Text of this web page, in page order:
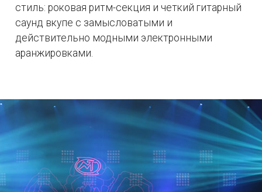
стиль: роковая ритм-секция и четкий гитарный
саунд вкупе с замысловатыми и
действительно модными электронными
аранжировками.